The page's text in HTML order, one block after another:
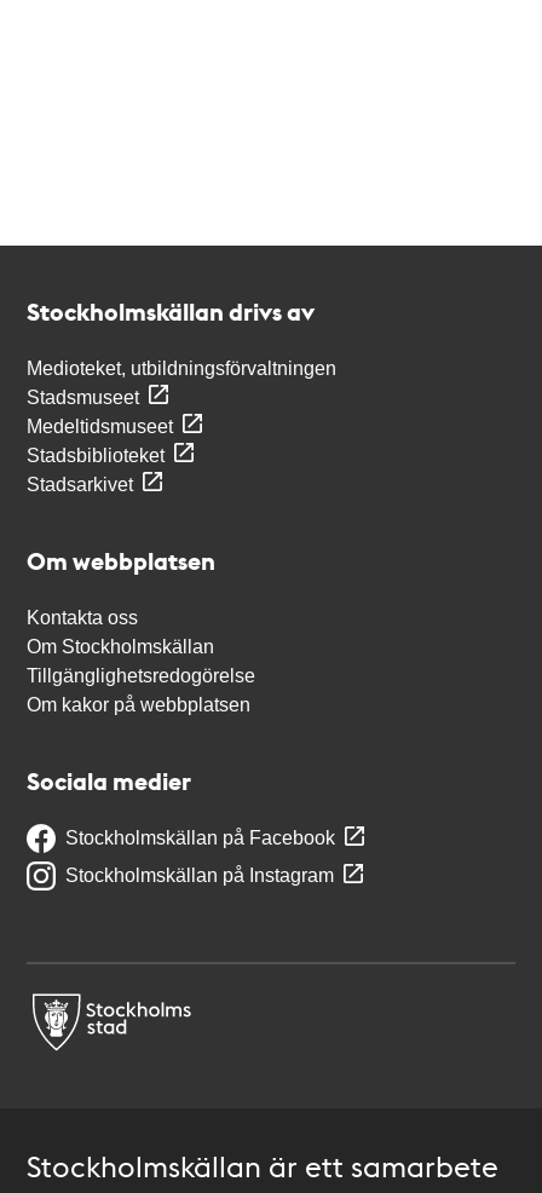
Stockholmskällan drivs av
Medioteket, utbildningsförvaltningen
Stadsmuseet
Medeltidsmuseet
Stadsbiblioteket
Stadsarkivet
Om webbplatsen
Kontakta oss
Om Stockholmskällan
Tillgänglighetsredogörelse
Om kakor på webbplatsen
Sociala medier
Stockholmskällan på Facebook
Stockholmskällan på Instagram
Stockholmskällan är ett samarbete